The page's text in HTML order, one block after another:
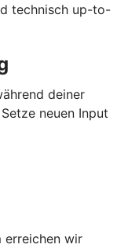
technisch up-to-
deiner
neuen Input
erreichen wir